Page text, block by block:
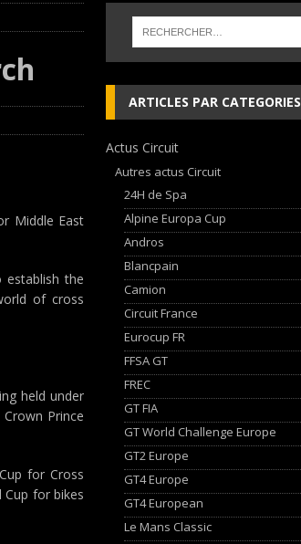
spéciale à l’Audi museum mobile
sign strategic partnership
Middle East
establish the
of cross
held under
Prince
for Cross
for bikes
ARTICLES PAR CATEGORIES
Actus Circuit
Autres actus Circuit
24H de Spa
Alpine Europa Cup
Andros
Blancpain
Camion
Circuit France
Eurocup FR
FFSA GT
FREC
GT FIA
GT World Challenge Europe
GT2 Europe
GT4 Europe
GT4 European
Le Mans Classic